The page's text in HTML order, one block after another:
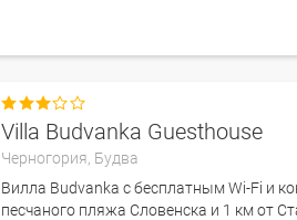

Villa Budvanka Guesthouse
Черногория, Будва
Вилла Budvanka с бесплатным Wi-Fi и
песчаного пляжа Словенска и 1 км от